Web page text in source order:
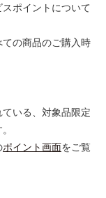
ポイントについて
の商品のご購入時
いる、対象品限定
ポイント画面をご覧